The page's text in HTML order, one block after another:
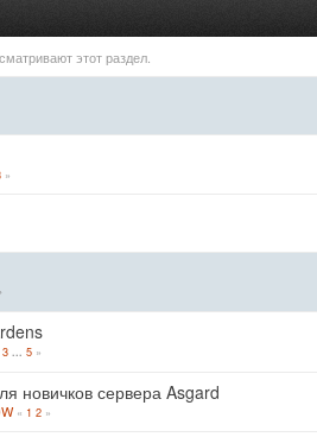
этот раздел.
»
3 ... 5 »
новичков сервера Asgard
« 1 2 »